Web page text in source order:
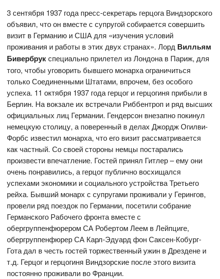
3 сентября 1937 года пресс-секретарь герцога Виндзорского
объявил, что он вместе с супругой собирается совершить
визит в Германию и США для «изучения условий
проживания и работы в этих двух странах». Лорд Вилльям
Бивербрукспециально прилетел из Лондона в Париж, для
того, чтобы уговорить бывшего монарха ограничиться
только Соединенными Штатами, впрочем, без особого
успеха. 11 октября 1937 года герцог и герцогиня прибыли в
Берлин. На вокзале их встречали Риббентроп и ряд высших
официальных лиц Германии. Гендерсон внезапно покинул
немецкую столицу, а поверенный в делах Джордж Огилви-
Форбс известил монарха, что его визит рассматривается
как частный. Со своей стороны немцы постарались
произвести впечатление. Гостей принял Гитлер – ему они
очень понравились, а герцог публично восхищался
успехами экономики и социального устройства Третьего
рейха. Бывший монарх с супругами проживали у Герингов,
провели ряд поездок по Германии, посетили собрание
Германского Рабочего фронта вместе с
обергруппенфюрером СА Робертом Леем в Лейпциге,
обергруппенфюрер СА Карл-Эдуард фон Саксен-Кобург-
Гота дал в честь гостей торжественный ужин в Дрездене и
т.д. Герцог и герцогиня Виндзорские после этого визита
постоянно проживали во Франции.